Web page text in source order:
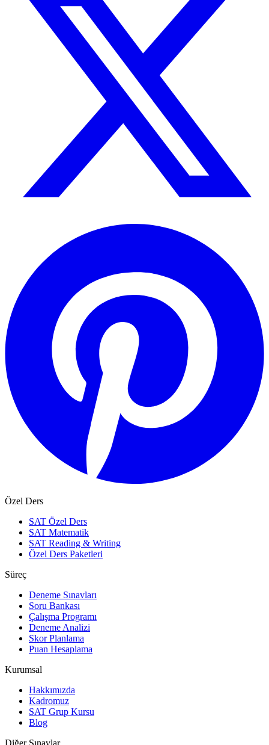
Özel Ders
SAT Özel Ders
SAT Matematik
SAT Reading & Writing
Özel Ders Paketleri
Süreç
Deneme Sınavları
Soru Bankası
Çalışma Programı
Deneme Analizi
Skor Planlama
Puan Hesaplama
Kurumsal
Hakkımızda
Kadromuz
SAT Grup Kursu
Blog
Diğer Sınavlar